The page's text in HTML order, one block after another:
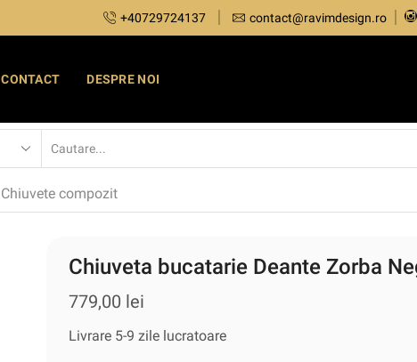
+40729724137 contact@ravimdesign.ro
CONTACT DESPRE NOI
Chiuvete compozit
Chiuveta bucatarie Deante Zorba
779,00 lei
Livrare 5-9 zile lucratoare